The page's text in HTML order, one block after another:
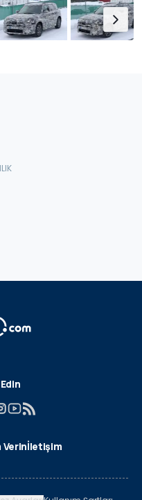
Verinİletişim